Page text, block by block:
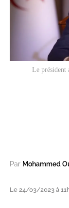
Le président
Par Mohammed
Le 24/03/2023 à